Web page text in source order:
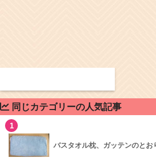
同じカテゴリーの人気記事
1
バスタオル枕、ガッテンのとお